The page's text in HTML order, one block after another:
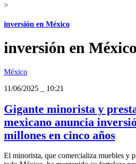
>
inversión en México
inversión en México
México
11/06/2025
10:21
Gigante minorista y
mexicano anuncia
millones en cinco años
El minorista, que comercializa muebles y